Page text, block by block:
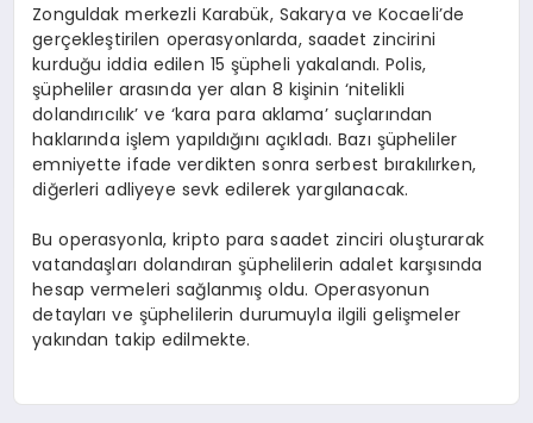
Zonguldak merkezli Karabük, Sakarya ve Kocaeli’de
gerçekleştirilen operasyonlarda, saadet zincirini
kurduğu iddia edilen 15 şüpheli yakalandı. Polis,
şüpheliler arasında yer alan 8 kişinin ‘nitelikli
dolandırıcılık’ ve ‘kara para aklama’ suçlarından
haklarında işlem yapıldığını açıkladı. Bazı şüpheliler
emniyette ifade verdikten sonra serbest bırakılırken,
diğerleri adliyeye sevk edilerek yargılanacak.
Bu operasyonla, kripto para saadet zinciri oluşturarak
vatandaşları dolandıran şüphelilerin adalet karşısında
hesap vermeleri sağlanmış oldu. Operasyonun
detayları ve şüphelilerin durumuyla ilgili gelişmeler
yakından takip edilmekte.